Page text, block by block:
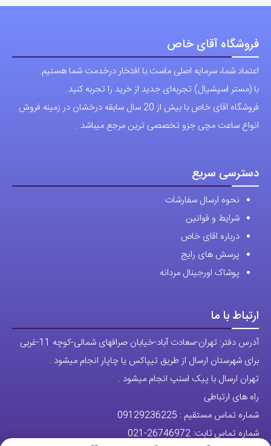
با (مستر اسپشیال) تجربه‌ای جدید از خرید را تجربه کنید.
فروشگاه اقای خاص با بیش از 20 سال سابقه درخشان در زمینه فروش
انواع ساعت مچی جزو تخصصی ترین مرجع میباشد .
دسترسی سریع
شرایط و قوانین
درباره اقای خاص
پرسش های رایج
پوشاک اورجینال مردانه
ارتباط با ما
برای شهرستان ارسال از طریق تیپاکس یا چاپار انجام میشود .
تهران ارسال با پیک اسنپ انجام میشود .
راه های ارتباطی
شماره تماس مستقیم :
09129236225
شماره تماس ثابت:
26746972
تلگرام
پیج ساعت